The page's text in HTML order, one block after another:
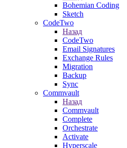
Bohemian Coding
Sketch
CodeTwo
Назад
CodeTwo
Email Signatures
Exchange Rules
Migration
Backup
Sync
Commvault
Назад
Commvault
Complete
Orchestrate
Activate
Hyperscale